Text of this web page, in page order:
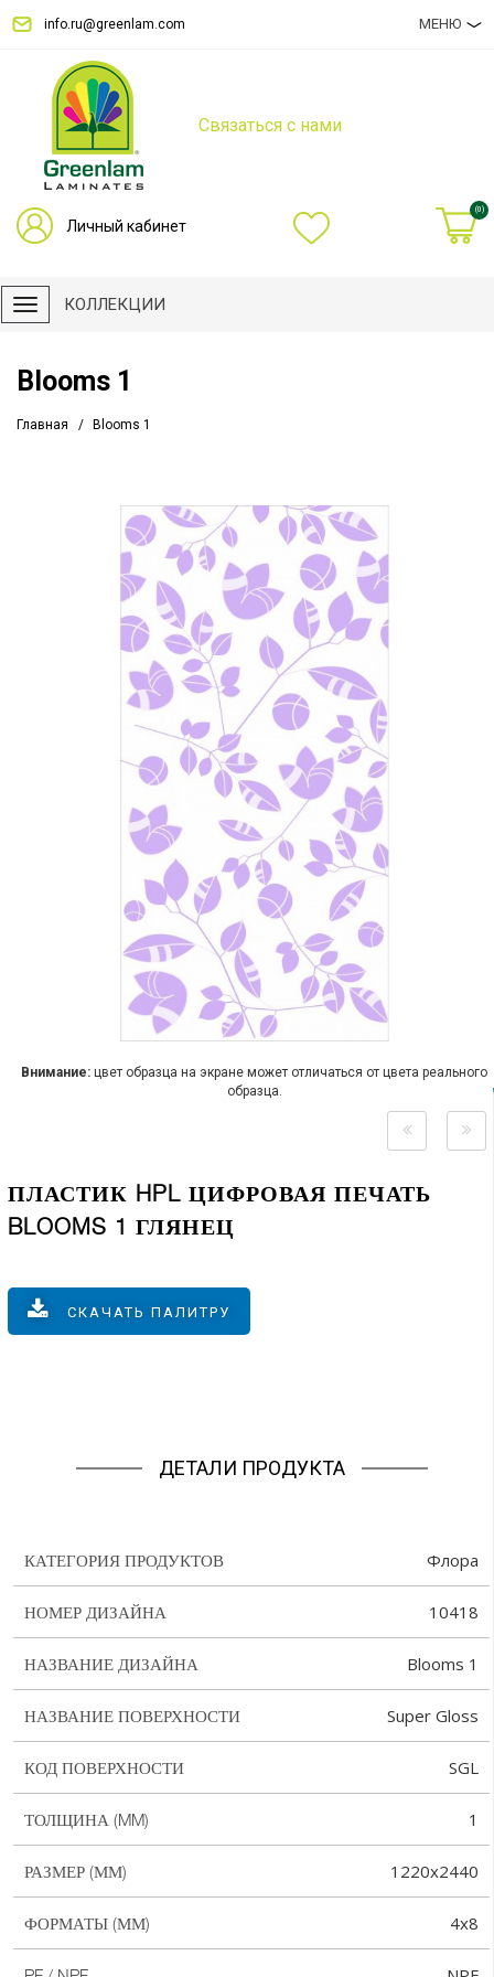
info.ru@greenlam.com МЕНЮ
Связаться с нами
Личный кабинет
(0)
КОЛЛЕКЦИИ
Blooms 1
Главная Blooms 1
Внимание: цвет образца на экране может отличаться от цвета реального
образца.
ПЛАСТИК HPL ЦИФРОВАЯ ПЕЧАТЬ
BLOOMS 1 ГЛЯНЕЦ
СКАЧАТЬ ПАЛИТРУ
ДЕТАЛИ ПРОДУКТА
КАТЕГОРИЯ ПРОДУКТОВ Флора
НОМЕР ДИЗАЙНА 10418
НАЗВАНИЕ ДИЗАЙНА Blooms 1
НАЗВАНИЕ ПОВЕРХНОСТИ Super Gloss
КОД ПОВЕРХНОСТИ SGL
ТОЛЩИНА (MM) 1
РАЗМЕР (ММ) 1220x2440
ФОРМАТЫ (ММ) 4x8